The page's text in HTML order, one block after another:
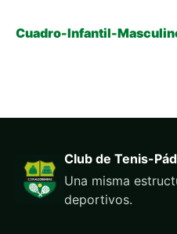
Cuadro-Infantil-
Club de Tenis-
Una misma
deportivos.